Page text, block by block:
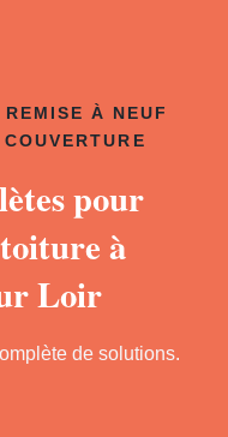
À NEUF
pour
à
Loir
de solutions.